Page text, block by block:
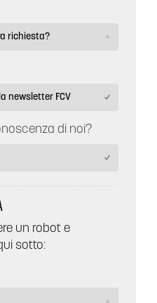
di noi?
un robot e
sotto: